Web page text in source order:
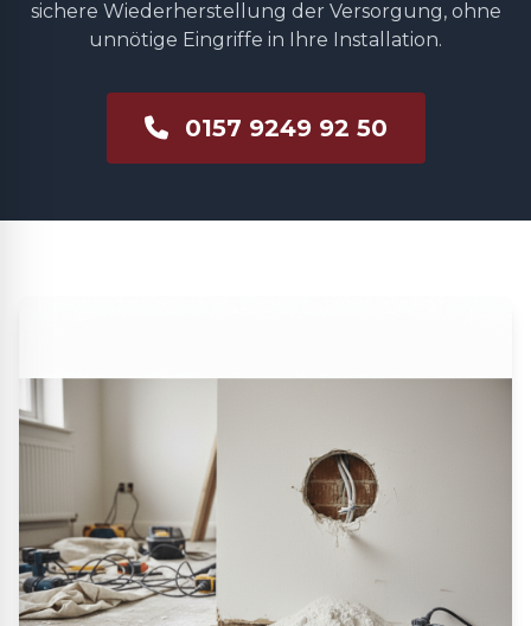
sichere Wiederherstellung der Versorgung, ohne
unnötige Eingriffe in Ihre Installation.
0157 9249 92 50